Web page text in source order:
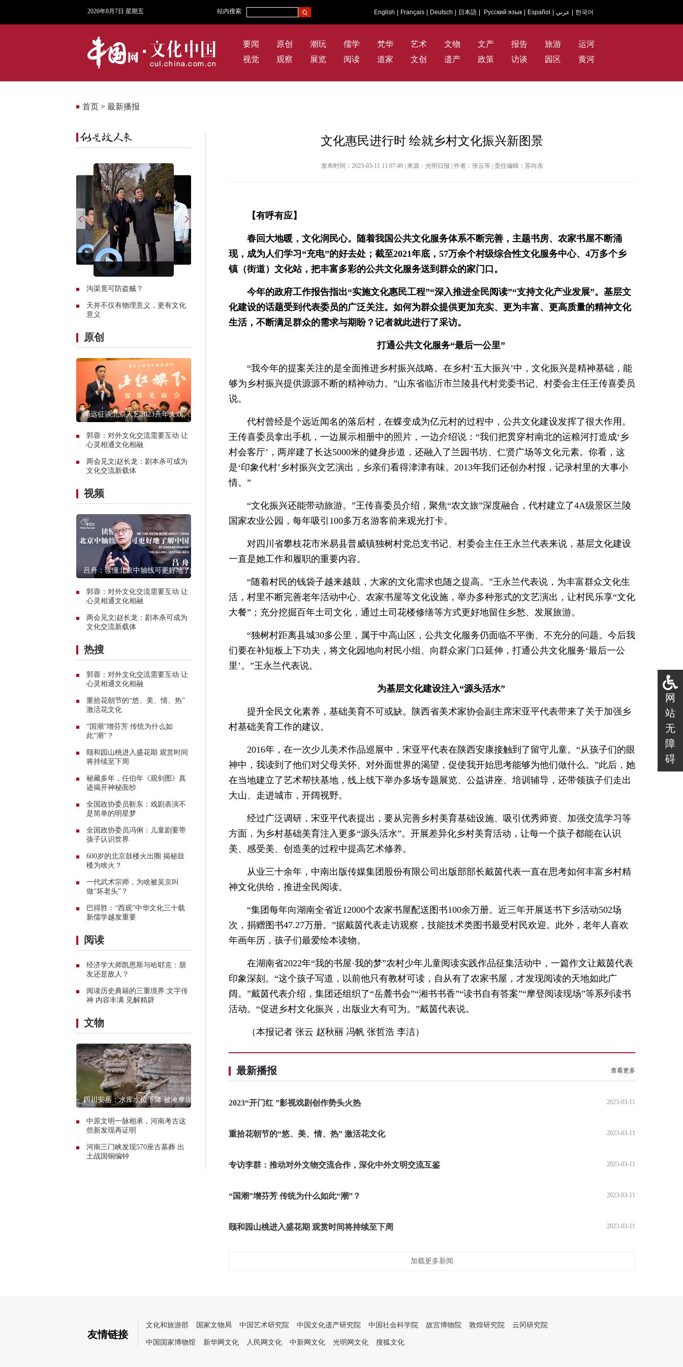
网
站
无
障
碍
2026年8月7日 星期五 站内搜索 English Français Deutsch 日本語 Русский язык Español عربي 한국어
要闻 原创 潮玩 儒学 梵华 艺术 文物 文产 报告 旅游
运河
视觉
观察 展览 阅读 道家 文创 遗产 政策 访谈 园区 黄河
首页 > 最新播报
沟渠竟可防盗贼？
天井不仅有物理意义，更有文化
意义
原创
冯远征谈北京人艺2023开年大戏《正
郭蓉：对外文化交流需要互动 让
心灵相通文化相融
两会见文|赵长龙：剧本杀可成为
文化交流新载体
视频
吕舟：读懂北京中轴线可更好地了解
郭蓉：对外文化交流需要互动 让
心灵相通文化相融
两会见文|赵长龙：剧本杀可成为
文化交流新载体
热搜
郭蓉：对外文化交流需要互动 让
心灵相通文化相融
重拾花朝节的“悠、美、情、热”
激活花文化
“国潮”增芬芳 传统为什么如
此“潮”？
颐和园山桃进入盛花期 观赏时间
将持续至下周
秘藏多年，任伯年《观剑图》真
迹揭开神秘面纱
全国政协委员靳东：戏剧表演不
是简单的明星梦
全国政协委员冯俐：儿童剧要带
孩子认识世界
600岁的北京鼓楼火出圈 揭秘鼓
楼为啥火？
一代武术宗师，为啥被吴京叫
做“坏老头”？
巴得胜：“西观”中华文化三十载
新儒学越发重要
阅读
经济学大师凯恩斯与哈耶克：朋
友还是敌人？
阅读历史典籍的三重境界:文字传
神 内容丰满 见解精辟
文物
四川安岳：水库水位下降 被淹摩崖
中原文明一脉相承，河南考古这
些新发现再证明
河南三门峡发现570座古墓葬 出
土战国铜编钟
文化惠民进行时 绘就乡村文化振兴新图景
发布时间：2023-03-11 11:07:49 | 来源：光明日报 | 作者：张云等 | 责任编辑：苏向东
【有呼有应】
春回大地暖，文化润民心。随着我国公共文化服务体系不断完善，主题书房、农家书屋不断涌
现，成为人们学习“充电”的好去处；截至2021年底，57万余个村级综合性文化服务中心、4万多个乡
镇（街道）文化站，把丰富多彩的公共文化服务送到群众的家门口。
今年的政府工作报告指出“实施文化惠民工程”“深入推进全民阅读”“支持文化产业发展”。基层文
化建设的话题受到代表委员的广泛关注。如何为群众提供更加充实、更为丰富、更高质量的精神文化
生活，不断满足群众的需求与期盼？记者就此进行了采访。
打通公共文化服务“最后一公里”
“我今年的提案关注的是全面推进乡村振兴战略。在乡村‘五大振兴’中，文化振兴是精神基础，能
够为乡村振兴提供源源不断的精神动力。”山东省临沂市兰陵县代村党委书记、村委会主任王传喜委员
说。
代村曾经是个远近闻名的落后村，在蝶变成为亿元村的过程中，公共文化建设发挥了很大作用。
王传喜委员拿出手机，一边展示相册中的照片，一边介绍说：“我们把贯穿村南北的运粮河打造成‘乡
村会客厅’，两岸建了长达5000米的健身步道，还融入了兰园书坊、仁贤广场等文化元素。你看，这
是‘印象代村’乡村振兴文艺演出，乡亲们看得津津有味。2013年我们还创办村报，记录村里的大事小
情。”
“文化振兴还能带动旅游。”王传喜委员介绍，聚焦“农文旅”深度融合，代村建立了4A级景区兰陵
国家农业公园，每年吸引100多万名游客前来观光打卡。
对四川省攀枝花市米易县普威镇独树村党总支书记、村委会主任王永兰代表来说，基层文化建设
一直是她工作和履职的重要内容。
“随着村民的钱袋子越来越鼓，大家的文化需求也随之提高。”王永兰代表说，为丰富群众文化生
活，村里不断完善老年活动中心、农家书屋等文化设施，举办多种形式的文艺演出，让村民乐享“文化
大餐”；充分挖掘百年土司文化，通过土司花楼修缮等方式更好地留住乡愁、发展旅游。
“独树村距离县城30多公里，属于中高山区，公共文化服务仍面临不平衡、不充分的问题。今后我
们要在补短板上下功夫，将文化园地向村民小组、向群众家门口延伸，打通公共文化服务‘最后一公
里’。”王永兰代表说。
为基层文化建设注入“源头活水”
提升全民文化素养，基础美育不可或缺。陕西省美术家协会副主席宋亚平代表带来了关于加强乡
村基础美育工作的建议。
2016年，在一次少儿美术作品巡展中，宋亚平代表在陕西安康接触到了留守儿童。“从孩子们的眼
神中，我读到了他们对父母关怀、对外面世界的渴望，促使我开始思考能够为他们做什么。”此后，她
在当地建立了艺术帮扶基地，线上线下举办多场专题展览、公益讲座、培训辅导，还带领孩子们走出
大山、走进城市，开阔视野。
经过广泛调研，宋亚平代表提出，要从完善乡村美育基础设施、吸引优秀师资、加强交流学习等
方面，为乡村基础美育注入更多“源头活水”。开展差异化乡村美育活动，让每一个孩子都能在认识
美、感受美、创造美的过程中提高艺术修养。
从业三十余年，中南出版传媒集团股份有限公司出版部部长戴茵代表一直在思考如何丰富乡村精
神文化供给，推进全民阅读。
“集团每年向湖南全省近12000个农家书屋配送图书100余万册。近三年开展送书下乡活动502场
次，捐赠图书47.27万册。”据戴茵代表走访观察，技能技术类图书最受村民欢迎。此外，老年人喜欢
年画年历，孩子们最爱绘本读物。
在湖南省2022年“我的书屋·我的梦”农村少年儿童阅读实践作品征集活动中，一篇作文让戴茵代表
印象深刻。“这个孩子写道，以前他只有教材可读，自从有了农家书屋，才发现阅读的天地如此广
阔。”戴茵代表介绍，集团还组织了“岳麓书会”“湘书书香”“读书自有答案”“摩登阅读现场”等系列读书
活动。“促进乡村文化振兴，出版业大有可为。”戴茵代表说。
（本报记者 张云 赵秋丽 冯帆 张哲浩 李洁）
最新播报 查看更多
2023“开门红 ”影视戏剧创作势头火热 2023-03-11
重拾花朝节的“悠、美、情、热” 激活花文化 2023-03-11
专访李群：推动对外文物交流合作，深化中外文明交流互鉴 2023-03-11
“国潮”增芬芳 传统为什么如此“潮”？ 2023-03-11
颐和园山桃进入盛花期 观赏时间将持续至下周 2023-03-11
加载更多新闻
友情链接
文化和旅游部 国家文物局 中国艺术研究院 中国文化遗产研究院 中国社会科学院 故宫博物院 敦煌研究院 云冈研究院
中国国家博物馆 新华网文化 人民网文化 中新网文化 光明网文化 搜狐文化